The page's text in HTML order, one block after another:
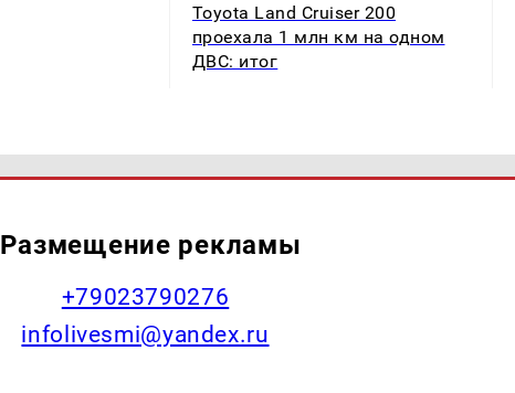
Toyota Land Cruiser 200
проехала 1 млн км на одном
ДВС: итог
Размещение рекламы
+79023790276
infolivesmi@yandex.ru